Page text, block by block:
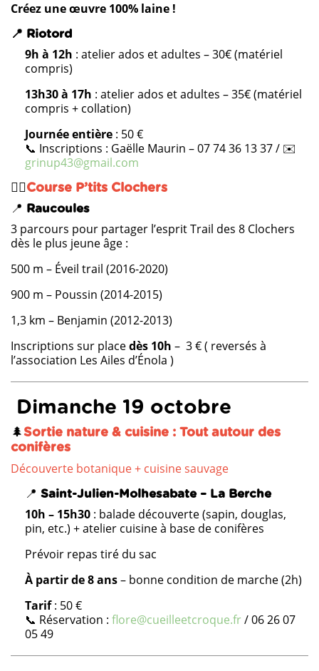
Créez une œuvre 100% laine !
📍 Riotord
9h à 12h : atelier ados et adultes – 30€ (matériel
compris)
13h30 à 17h : atelier ados et adultes – 35€ (matériel
compris + collation)
Journée entière : 50 €
📞 Inscriptions : Gaëlle Maurin – 07 74 36 13 37 / ✉️
grinup43@gmail.com
🏃‍♂️Course P’tits Clochers
📍 Raucoules
3 parcours pour partager l’esprit Trail des 8 Clochers
dès le plus jeune âge :
500 m – Éveil trail (2016-2020)
900 m – Poussin (2014-2015)
1,3 km – Benjamin (2012-2013)
Inscriptions sur placedès 10h – 3 € ( reversés à
l’association Les Ailes d’Énola )
Dimanche 19 octobre
🌲Sortie nature & cuisine : Tout autour des
conifères
Découverte botanique + cuisine sauvage
📍 Saint-Julien-Molhesabate – La Berche
10h – 15h30 : balade découverte (sapin, douglas,
pin, etc.) + atelier cuisine à base de conifères
Prévoir repas tiré du sac
À partir de 8 ans– bonne condition de marche (2h)
Tarif: 50 €
📞 Réservation : flore@cueilleetcroque.fr/ 06 26 07
05 49